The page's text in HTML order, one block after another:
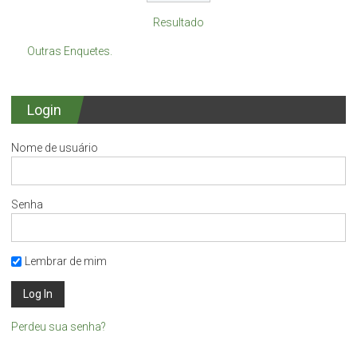
Resultado
Outras Enquetes.
Login
Nome de usuário
Senha
Lembrar de mim
Perdeu sua senha?